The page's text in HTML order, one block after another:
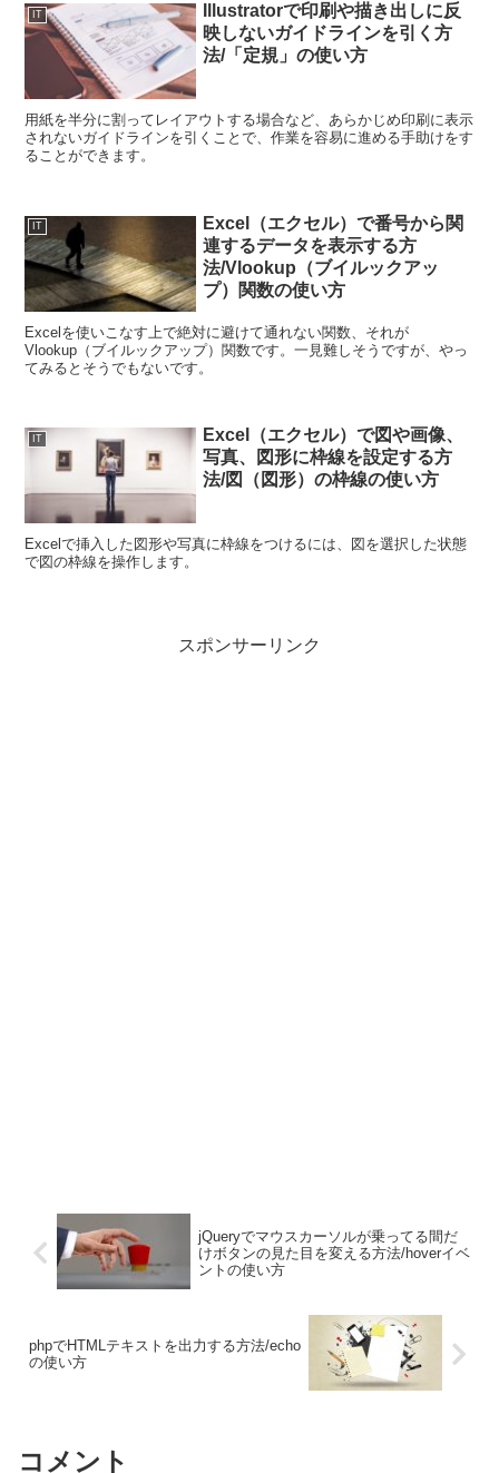
IT
Illustratorで印刷や描き出しに反
映しないガイドラインを引く方
法/「定規」の使い方
用紙を半分に割ってレイアウトする場合など、あらかじめ印刷に表示
されないガイドラインを引くことで、作業を容易に進める手助けをす
ることができます。
IT
Excel（エクセル）で番号から関
連するデータを表示する方
法/Vlookup（ブイルックアッ
プ）関数の使い方
Excelを使いこなす上で絶対に避けて通れない関数、それが
Vlookup（ブイルックアップ）関数です。一見難しそうですが、やっ
てみるとそうでもないです。
IT
Excel（エクセル）で図や画像、
写真、図形に枠線を設定する方
法/図（図形）の枠線の使い方
Excelで挿入した図形や写真に枠線をつけるには、図を選択した状態
で図の枠線を操作します。
スポンサーリンク
jQueryでマウスカーソルが乗ってる間だ
けボタンの見た目を変える方法/hoverイベ
ントの使い方
phpでHTMLテキストを出力する方法/echo
の使い方
コメント